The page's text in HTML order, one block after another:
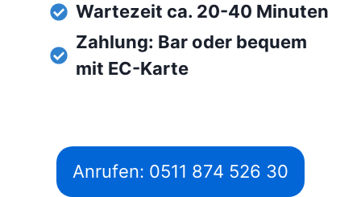
Wartezeit ca. 20-40 Minuten
Zahlung: Bar oder bequem
mit EC-Karte
Anrufen: 0511 874 526 30